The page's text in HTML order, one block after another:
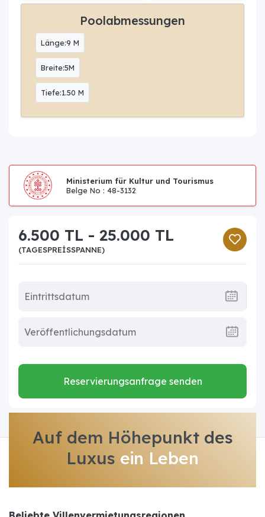
Poolabmessungen
Länge:9 M
Breite:5M
Tiefe:1.50 M
Ministerium für Kultur und Tourismus
Belge No : 48-3132
6.500 TL - 25.000 TL
(TAGESPREISSPANNE)
Reservierungsanfrage senden
Auf dem Höhepunkt des
Luxus ein Leben